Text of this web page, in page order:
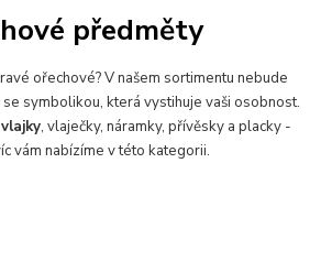
předměty
ořechové? V našem sortimentu nebude
symbolikou, která vystihuje vaši osobnost.
, vlaječky, náramky, přívěsky a placky -
vám nabízíme v této kategorii.